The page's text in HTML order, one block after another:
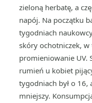
zieloną herbatę, a
napój. Na początku
tygodniach
skóry ochotniczek,
promieniowanie UV.
rumień u kobiet
tygodniach był o
mniejszy.